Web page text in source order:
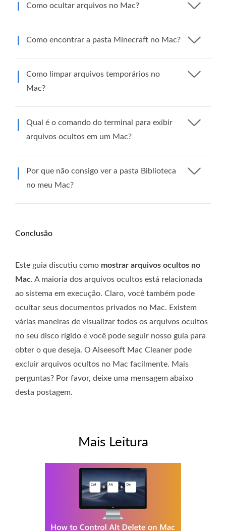
Como ocultar arquivos no Mac?
Como encontrar a pasta Minecraft no Mac?
Como limpar arquivos temporários no
Mac?
Qual é o comando do terminal para exibir
arquivos ocultos em um Mac?
Por que não consigo ver a pasta Biblioteca
no meu Mac?
Conclusão
Este guia discutiu como mostrar arquivos ocultos no
Mac. A maioria dos arquivos ocultos está relacionada
ao sistema em execução. Claro, você também pode
ocultar seus documentos privados no Mac. Existem
várias maneiras de visualizar todos os arquivos ocultos
no seu disco rígido e você pode seguir nosso guia para
obter o que deseja. O Aiseesoft Mac Cleaner pode
excluir arquivos ocultos no Mac facilmente. Mais
perguntas? Por favor, deixe uma mensagem abaixo
desta postagem.
Mais Leitura